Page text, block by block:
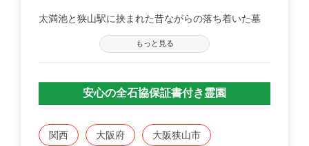
太満池と狭山駅に挟まれた昔ながらの落ち着いた墓
地。南海高野線沿いにある共同墓地。
地元では有名な太満池がすぐそばの昔ながらの公営墓
地。
南海高野線「金剛駅」より無料墓参バス運行有り。
もっと見る
安心の全石協保証書付き霊園
関西 大阪府 大阪狭山市